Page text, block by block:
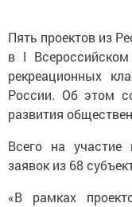
Пять проектов из
в I Всероссийском
рекреационных
России. Об этом
развития
Всего на
заявок из 68
«В рамках